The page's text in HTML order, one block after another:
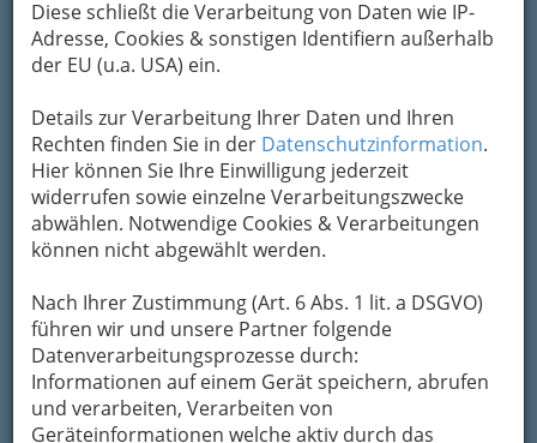
Diese schließt die Verarbeitung von Daten wie IP-
Adresse, Cookies & sonstigen Identifiern außerhalb
der EU (u.a. USA) ein.
Details zur Verarbeitung Ihrer Daten und Ihren
Rechten finden Sie in der Datenschutzinformation.
Hier können Sie Ihre Einwilligung jederzeit
widerrufen sowie einzelne Verarbeitungszwecke
abwählen. Notwendige Cookies & Verarbeitungen
können nicht abgewählt werden.
Nach Ihrer Zustimmung (Art. 6 Abs. 1 lit. a DSGVO)
führen wir und unsere Partner folgende
Datenverarbeitungsprozesse durch:
Informationen auf einem Gerät speichern, abrufen
und verarbeiten, Verarbeiten von
Geräteinformationen welche aktiv durch das
Der Mariahilferplatz, am Rande der Grazer
Altstadt, gilt seit mehreren Jahren als Treffpunkt
nicht nur für Kulturinteressierte im Allgemeinen,
sondern insbesondere fürMusikliebhaber,
Bewunderer der Mariahilferkirche und Fans
der alternativen Kunstszene.Internationale